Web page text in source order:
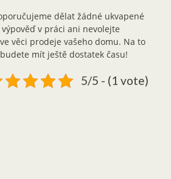
dělat žádné ukvapené
v práci ani nevolejte
věci prodeje vašeho domu. Na to
mít ještě dostatek času!
5/5 - (1 vote)